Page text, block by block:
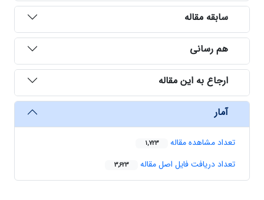
سابقه مقاله
هم رسانی
ارجاع به این مقاله
آمار
تعداد مشاهده مقاله 1,723
تعداد دریافت فایل اصل مقاله 3,623